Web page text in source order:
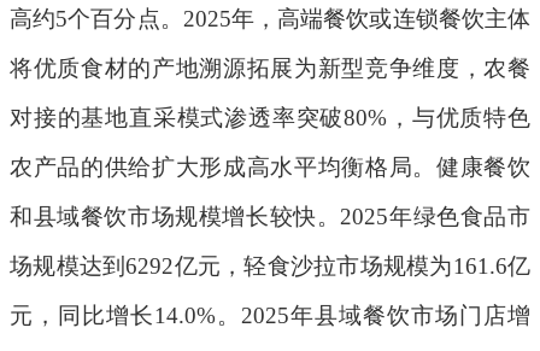
高约5个百分点。 2025年，高端餐饮或连锁餐饮主体
将优质食材的产地溯源拓展为新型竞争维度，农餐
对接的基地直采模式渗透率突破80% ，与优质特色
农产品的供给扩大形成高水平均衡格局。健康餐饮
和县域餐饮市场规模增长较快。 2025年绿色食品市
场规模达到6292亿元，轻食沙拉市场规模为161.6亿
元，同比增长14.0%。 2025年县域餐饮市场门店增